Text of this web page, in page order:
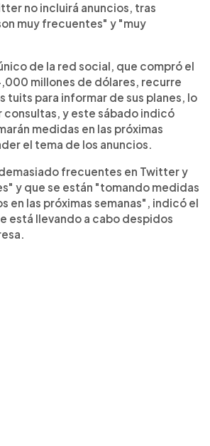
no incluirá anuncios, tras
muy frecuentes" y "muy
de la red social, que compró el
millones de dólares, recurre
tuits para informar de sus planes, lo
consultas, y este sábado indicó
medidas en las próximas
el tema de los anuncios.
frecuentes en Twitter y
y que se están "tomando medidas
en las próximas semanas", indicó el
está llevando a cabo despidos